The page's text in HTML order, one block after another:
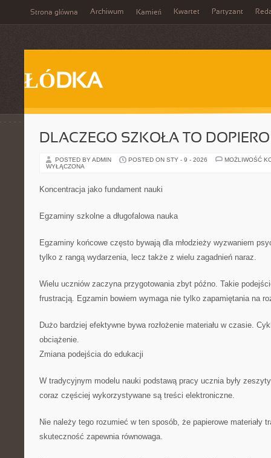
Strona główna Archiwum Kamień Kwartet Partyzant
ŁÓDKA
DLACZEGO SZKOŁA TO
POSTED BY ADMIN POSTED ON STY - 9 - 2026
MOŻLIWOŚĆ
WYŁĄCZONA
Koncentracja jako fundament nauki
Egzaminy szkolne a długofalowa nauka
Egzaminy końcowe często bywają dla młodzieży wyzwaniem
tylko z rangą wydarzenia, lecz także z wielu zagadnień naraz.
Wielu uczniów zaczyna przygotowania zbyt późno. Takie
frustracją. Egzamin bowiem wymaga nie tylko zapamiętania na
Dużo bardziej efektywne bywa rozłożenie materiału w czasie.
obciążenie.
Zmiana podejścia do edukacji
W tradycyjnym modelu nauki podstawą pracy ucznia były
coraz częściej wykorzystywane są treści elektroniczne.
Nie należy tego rozumieć w ten sposób, że papierowe materiały
skuteczność zapewnia równowaga.